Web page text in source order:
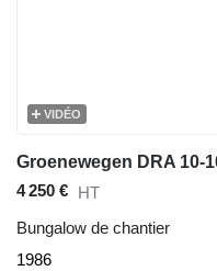
VIDÉO
Groenewegen DRA 10-
4 250 € HT
Bungalow de chantier
1986